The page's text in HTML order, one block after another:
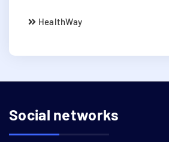
HealthWay
Social networks